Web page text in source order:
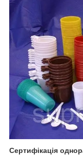
Сертифікація